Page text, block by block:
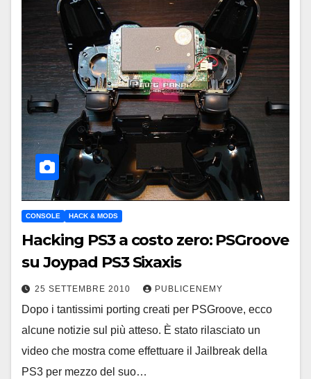
CONSOLE HACK & MODS
Hacking PS3 a costo zero: PSGroove
su Joypad PS3 Sixaxis
25 SETTEMBRE 2010 PUBLICENEMY
Dopo i tantissimi porting creati per PSGroove, ecco
alcune notizie sul più atteso. È stato rilasciato un
video che mostra come effettuare il Jailbreak della
PS3 per mezzo del suo…